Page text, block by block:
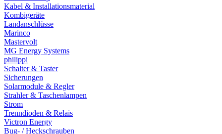
Kabel & Installationsmaterial
Kombigeräte
Landanschlüsse
Marinco
Mastervolt
MG Energy Systems
philippi
Schalter & Taster
Sicherungen
Solarmodule & Regler
Strahler & Taschenlampen
Strom
Trenndioden & Relais
Victron Energy
Bug- / Heckschrauben